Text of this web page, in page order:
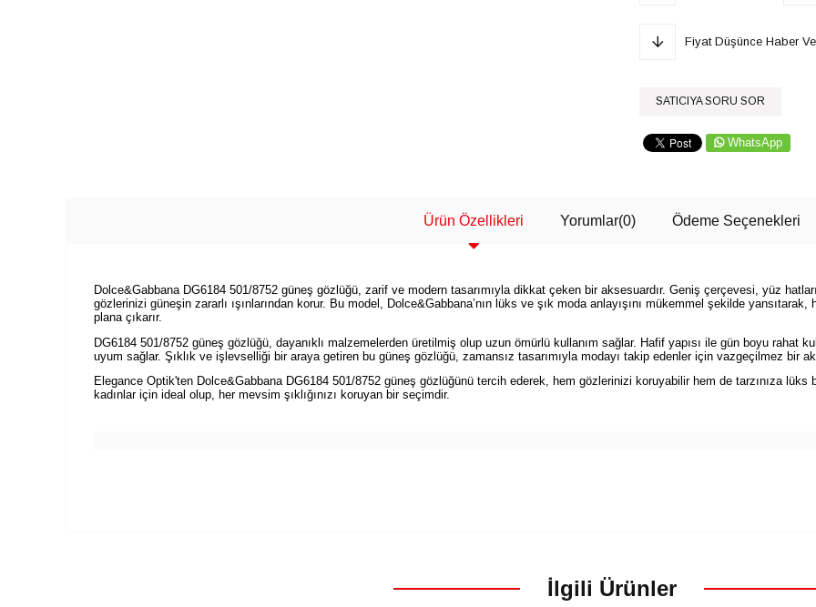
Fiyat Düşünce Haber
SATICIYA SORU SOR
WhatsApp
Ürün Özellikleri Yorumlar(0) Ödeme Seçenekleri
Dolce&Gabbana DG6184 501/8752 güneş gözlüğü, zarif ve modern tasarımıyla dikkat çeken bir aksesuardır. Geniş çerçevesi, yüz
gözlerinizi güneşin zararlı ışınlarından korur. Bu model, Dolce&Gabbana’nın lüks ve şık moda anlayışını mükemmel şekilde
plana çıkarır.
DG6184 501/8752 güneş gözlüğü, dayanıklı malzemelerden üretilmiş olup uzun ömürlü kullanım sağlar. Hafif yapısı ile gün boyu rahat
uyum sağlar. Şıklık ve işlevselliği bir araya getiren bu güneş gözlüğü, zamansız tasarımıyla modayı takip edenler için vazgeçilmez bir
Elegance Optik'ten Dolce&Gabbana DG6184 501/8752 güneş gözlüğünü tercih ederek, hem gözlerinizi koruyabilir hem de tarzınıza
kadınlar için ideal olup, her mevsim şıklığınızı koruyan bir seçimdir.
İlgili Ürünler